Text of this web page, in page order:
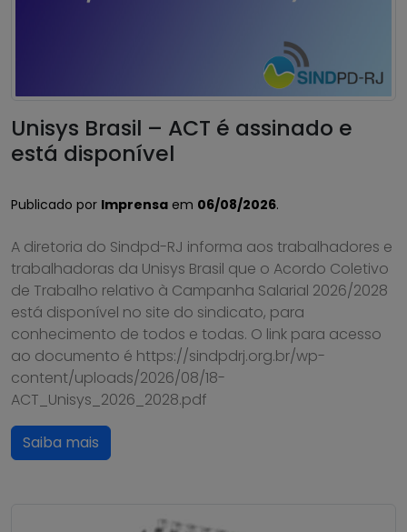
Unisys Brasil – ACT é assinado e
está disponível
Publicado por Imprensa em 06/08/2026.
A diretoria do Sindpd-RJ informa aos trabalhadores e
trabalhadoras da Unisys Brasil que o Acordo Coletivo
de Trabalho relativo à Campanha Salarial 2026/2028
está disponível no site do sindicato, para
conhecimento de todos e todas. O link para acesso
ao documento é https://sindpdrj.org.br/wp-
content/uploads/2026/08/18-
ACT_Unisys_2026_2028.pdf
Saiba mais